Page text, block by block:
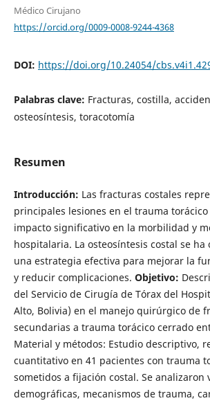
Médico Cirujano
https://orcid.org/0009-0008-9244-4368
DOI: https://doi.org/10.24054/
Palabras clave: Fracturas, costilla,
osteosíntesis, toracotomía
Resumen
Introducción: Las fracturas costales
principales lesiones en el trauma
impacto significativo en la morbilidad y
hospitalaria. La osteosíntesis costal se ha
una estrategia efectiva para mejorar la
y reducir complicaciones. Objetivo:
del Servicio de Cirugía de Tórax del
Alto, Bolivia) en el manejo quirúrgico de
secundarias a trauma torácico cerrado
Material y métodos: Estudio descriptivo,
cuantitativo en 41 pacientes con trauma
sometidos a fijación costal. Se analizaron
demográficas, mecanismos de trauma,